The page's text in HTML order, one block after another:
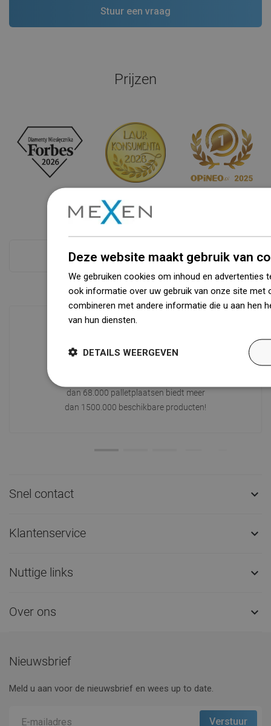
Prijzen
Zie alles
Beschikbaarheid van goederen
dan 68.000 palletplaatsen biedt meer
dan 1500.000 beschikbare producten!
Snel contact 
Klantenservice 
Nuttige links 
Over ons 
Nieuwsbrief
Meld u aan voor de nieuwsbrief en wees up to date.
Deze website maakt gebruik van
We gebruiken cookies om inhoud en advertenties
ook informatie over uw gebruik van onze site met
combineren met andere informatie die u aan hen
van hun diensten.
DETAILS WEERGEVEN